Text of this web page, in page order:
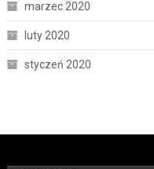
marzec 2020
luty 2020
styczeń 2020